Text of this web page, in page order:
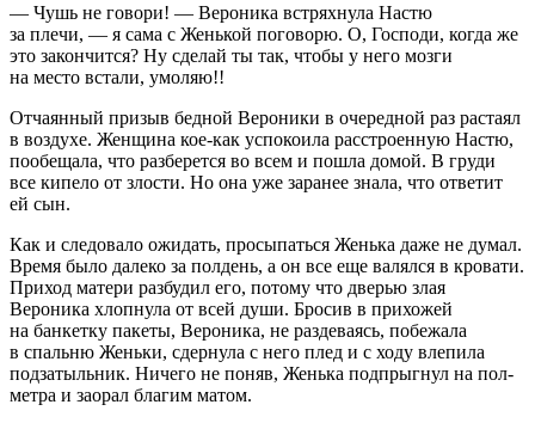
— Чушь не говори! — Вероника встряхнула Настю
за плечи, — я сама с Женькой поговорю. О, Господи, когда же
это закончится? Ну сделай ты так, чтобы у него мозги
на место встали, умоляю!!
Отчаянный призыв бедной Вероники в очередной раз растаял
в воздухе. Женщина кое-как успокоила расстроенную Настю,
пообещала, что разберется во всем и пошла домой. В груди
все кипело от злости. Но она уже заранее знала, что ответит
ей сын.
Как и следовало ожидать, просыпаться Женька даже не думал.
Время было далеко за полдень, а он все еще валялся в кровати.
Приход матери разбудил его, потому что дверью злая
Вероника хлопнула от всей души. Бросив в прихожей
на банкетку пакеты, Вероника, не раздеваясь, побежала
в спальню Женьки, сдернула с него плед и с ходу влепила
подзатыльник. Ничего не поняв, Женька подпрыгнул на пол-
метра и заорал благим матом.